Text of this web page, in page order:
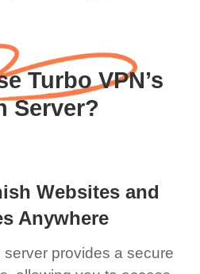
Turbo VPN’s
Server?
Websites and
Anywhere
server provides a secure